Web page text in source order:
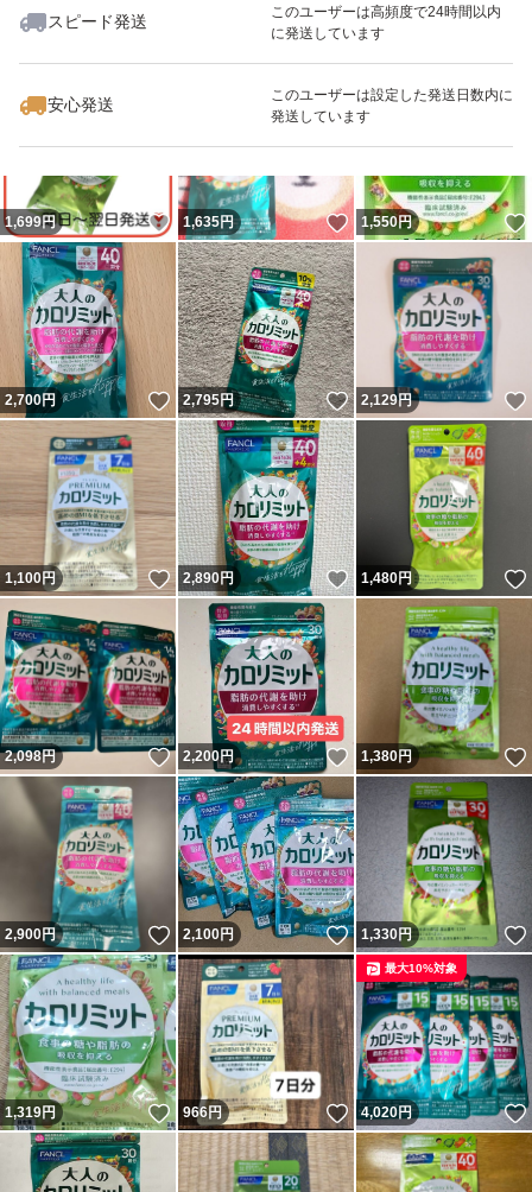
★注意点★
ーーーーー
●初期の微傷
スレ、折れetc.
ある場合あり
＊いずれにしましても
【完璧を求める】
神経質な方は
ご購入をお控えください
●賞味期限：画像参照
☆★
＜配送について＞
● ゆうパケットポストmini
＊このまま入れ発送
→防水ビニールや
プチプチ包装なし
★開封済だったと、返金を迫る案件が多発してるとのこと
→梱包作業は動画撮影
発送内容の記録
当方は通報の上
理不尽な要求には対応しておりません
上記、問題ない方のみ
ご検討お願いします
スピード発送
このユーザーは高頻度で24時間以内
に発送しています
安心発送
このユーザーは設定した発送日数内に
発送しています
いいね！
2,678
1,699円 いいね！
1,635円 いいね！
1,550円
2,700円 いいね！
2,795円 いいね！
2,129円
1,100円 いいね！
2,890円 いいね！
1,480円
2,098円 いいね！
2,200円 いいね！
1,380円
2,900円 いいね！
2,100円 いいね！
1,330円
1,319円 いいね！
966円 いいね！
4,020円
最大10%対象